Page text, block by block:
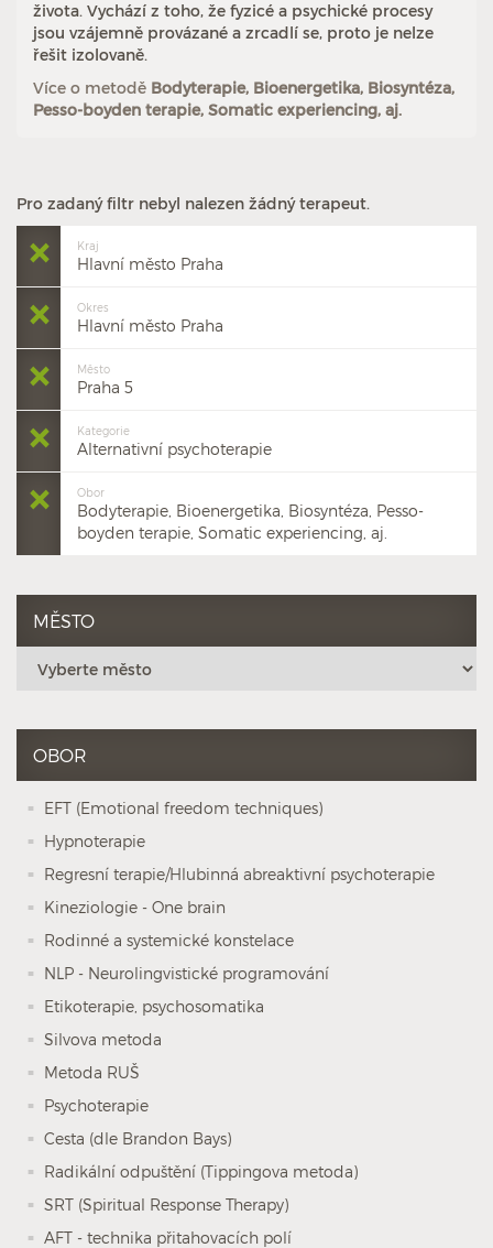
života. Vychází z toho, že fyzicé a psychické procesy
jsou vzájemně provázané a zrcadlí se, proto je nelze
řešit izolovaně.
Více o metodě Bodyterapie, Bioenergetika, Biosyntéza,
Pesso-boyden terapie, Somatic experiencing, aj.
Pro zadaný filtr nebyl nalezen žádný terapeut.
Kraj
Hlavní město Praha
Okres
Hlavní město Praha
Město
Praha 5
Kategorie
Alternativní psychoterapie
Obor
Bodyterapie, Bioenergetika, Biosyntéza, Pesso-
boyden terapie, Somatic experiencing, aj.
MĚSTO
OBOR
EFT (Emotional freedom techniques)
Hypnoterapie
Regresní terapie/Hlubinná abreaktivní psychoterapie
Kineziologie - One brain
Rodinné a systemické konstelace
NLP - Neurolingvistické programování
Etikoterapie, psychosomatika
Silvova metoda
Metoda RUŠ
Psychoterapie
Cesta (dle Brandon Bays)
Radikální odpuštění (Tippingova metoda)
SRT (Spiritual Response Therapy)
AFT - technika přitahovacích polí